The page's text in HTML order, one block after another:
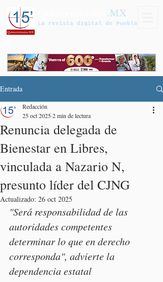
.MX
La revista digital de Puebla
Entrada
Renuncia delegada de
Bienestar en Libres,
vinculada a Nazario N,
presunto líder del CJNG
Redacción
25 oct 20252 min de lectura
Actualizado: 26 oct 2025
"Será responsabilidad de las
autoridades competentes
determinar lo que en derecho
corresponda", advierte la
dependencia estatal